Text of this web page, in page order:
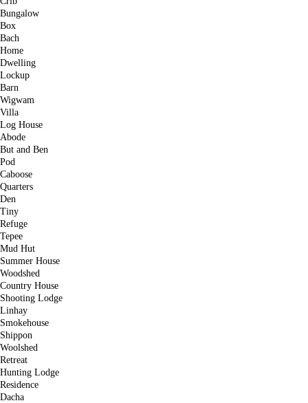
Bungalow
Box
Bach
Home
Dwelling
Lockup
Barn
Wigwam
Villa
Log House
Abode
But and Ben
Pod
Caboose
Quarters
Den
Tiny
Refuge
Tepee
Mud Hut
Summer House
Woodshed
Country House
Shooting Lodge
Linhay
Smokehouse
Shippon
Woolshed
Retreat
Hunting Lodge
Residence
Dacha